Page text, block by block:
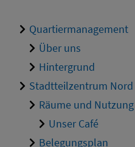
Quartiermanagement
Über uns
Hintergrund
Stadtteilzentrum Nord
Räume und Nutzung
Unser Café
Belegungsplan